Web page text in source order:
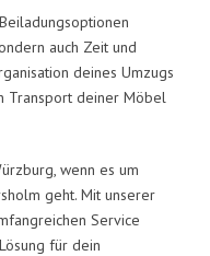
auch Zeit und
deines Umzugs
Transport deiner Möbel
wenn es um
geht. Mit unserer
Service
für dein